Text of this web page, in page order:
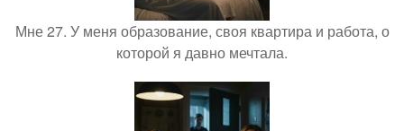
Мне 27. У меня образование, своя квартира и работа, о
которой я давно мечтала.